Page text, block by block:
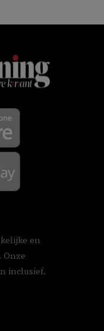
en
Onze
inclusief.